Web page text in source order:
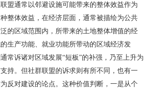
盟通常以邻避设施可能带来的整体效益作为
整体效益，在经济层面，通常被描绘为公共
的区域范围内，所带来的土地整体增值的经
生产功能、就业功能所带动的区域经济发
常诉诸对区域发展“短板”的补强，乃至上升为
持。 但社群联盟的诉求则有所不同，也有一
反对建设的论点。这种价值判断，一是从个